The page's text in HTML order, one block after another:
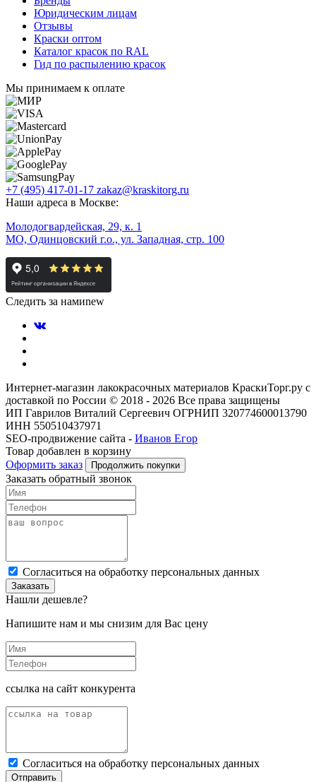
Юридическим лицам
Отзывы
Краски оптом
Каталог красок по RAL
Гид по распылению красок
Мы принимаем к оплате
+7 (495) 417-01-17 zakaz@kraskitorg.ru
Наши адреса в Москве:
Молодогвардейская, 29, к. 1
МО, Одинцовский г.о., ул. Западная, стр. 100
Следить за намиnew
Интернет-магазин лакокрасочных материалов КраскиТорг.ру с
доставкой по России © 2018 - 2026 Все права защищены
ИП Гаврилов Виталий Сергеевич ОГРНИП 320774600013790
ИНН 550510437971
SEO-продвижение сайта - Иванов Егор
Товар добавлен в корзину
Оформить заказ
Продолжить покупки
Заказать обратный звонок
Cогласиться на обработку персональных данных
Заказать
Нашли дешевле?
Напишите нам и мы снизим для Вас цену
ссылка на сайт конкурента
Cогласиться на обработку персональных данных
Отправить